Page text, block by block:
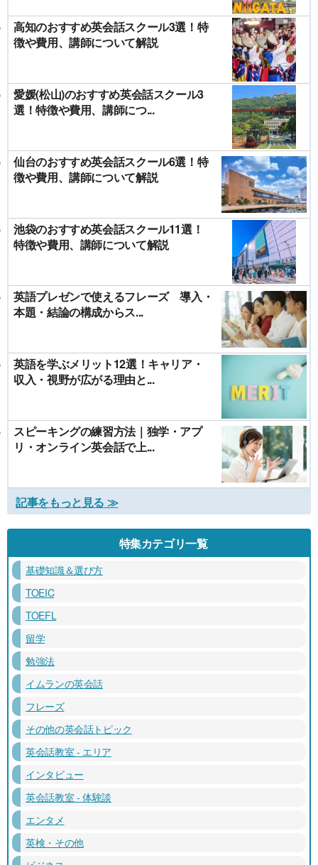
高知のおすすめ英会話スクール3選！特
徴や費用、講師について解説
愛媛(松山)のおすすめ英会話スクール3
選！特徴や費用、講師につ...
仙台のおすすめ英会話スクール6選！特
徴や費用、講師について解説
池袋のおすすめ英会話スクール11選！
特徴や費用、講師について解説
英語プレゼンで使えるフレーズ 導入・
本題・結論の構成からス...
英語を学ぶメリット12選！キャリア・
収入・視野が広がる理由と...
スピーキングの練習方法｜独学・アプ
リ・オンライン英会話で上...
記事をもっと見る ≫
特集カテゴリ一覧
基礎知識＆選び方
TOEIC
TOEFL
留学
勉強法
イムランの英会話
フレーズ
その他の英会話トピック
英会話教室 - エリア
インタビュー
英会話教室 - 体験談
エンタメ
英検・その他